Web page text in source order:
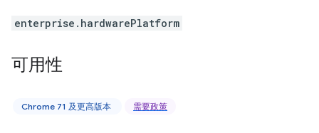
enterprise.hardwarePlatform
可用性
Chrome 71 及更高版本 需要政策